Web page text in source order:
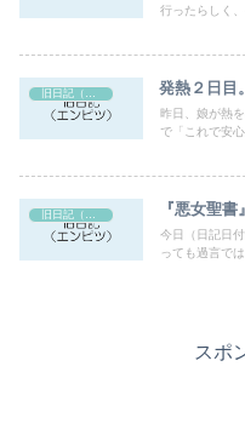
行ったらしく
旧日記（エンピツ） 発熱２日目。
昨日、娘が熱
で「これで安
『悪女聖
今日（日記日
っても過言で
スポ